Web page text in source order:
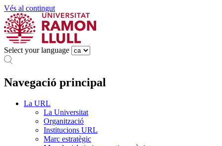
Vés al contingut
Select your language
Navegació principal
La URL
La Universitat
Organització
Institucions URL
Marc estratègic